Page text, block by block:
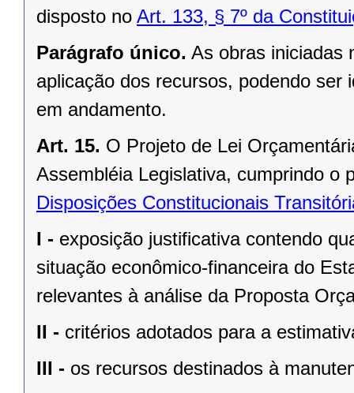
disposto no Art. 133, § 7º da
Parágrafo único. As obras iniciadas
aplicação dos recursos, podendo ser
em andamento.
Art. 15. O Projeto de Lei
Assembléia Legislativa, cumprindo o
Disposições Constitucionais
I - exposição justificativa contendo
situação econômico-financeira do
relevantes à análise da Proposta
II - critérios adotados para a
III - os recursos destinados à